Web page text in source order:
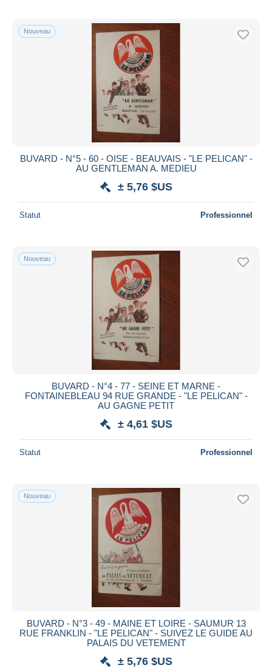
Nouveau
BUVARD - N°5 - 60 - OISE - BEAUVAIS - "LE PELICAN" -
AU GENTLEMAN A. MEDIEU
± 5,76 $US
Statut Professionnel
Nouveau
BUVARD - N°4 - 77 - SEINE ET MARNE -
FONTAINEBLEAU 94 RUE GRANDE - "LE PELICAN" -
AU GAGNE PETIT
± 4,61 $US
Statut Professionnel
Nouveau
BUVARD - N°3 - 49 - MAINE ET LOIRE - SAUMUR 13
RUE FRANKLIN - "LE PELICAN" - SUIVEZ LE GUIDE AU
PALAIS DU VETEMENT
± 5,76 $US